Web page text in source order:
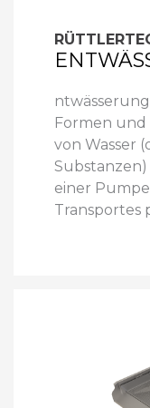
Formen
von Wasser
einer
Transportes